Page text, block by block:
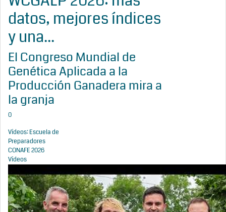
datos, mejores índices
y una...
El Congreso Mundial de
Genética Aplicada a la
Producción Ganadera mira a
la granja
0
Vídeos: Escuela de
Preparadores
CONAFE 2026
Vídeos